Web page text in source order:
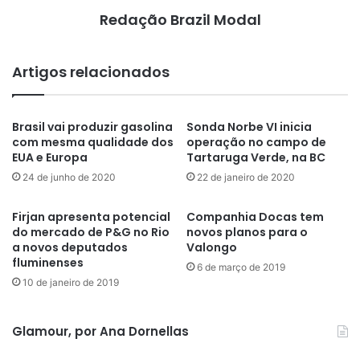
Redação Brazil Modal
Artigos relacionados
Brasil vai produzir gasolina
com mesma qualidade dos
EUA e Europa
24 de junho de 2020
Sonda Norbe VI inicia
operação no campo de
Tartaruga Verde, na BC
22 de janeiro de 2020
Firjan apresenta potencial
do mercado de P&G no Rio
a novos deputados
fluminenses
10 de janeiro de 2019
Companhia Docas tem
novos planos para o
Valongo
6 de março de 2019
Glamour, por Ana Dornellas